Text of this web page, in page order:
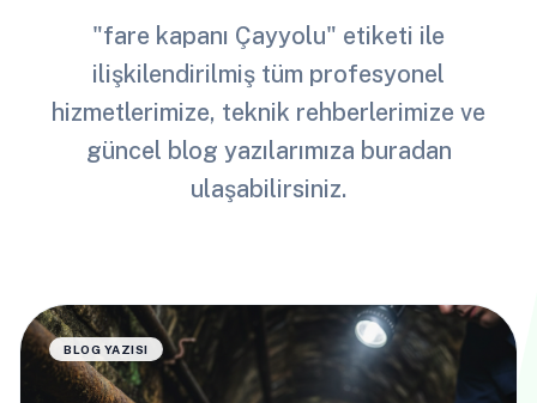
"fare kapanı Çayyolu" etiketi ile
ilişkilendirilmiş tüm profesyonel
hizmetlerimize, teknik rehberlerimize ve
güncel blog yazılarımıza buradan
ulaşabilirsiniz.
BLOG YAZISI